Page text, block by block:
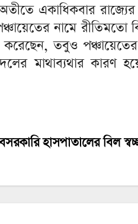
একাধিকবার রাজ্যের
নামে রীতিমতো
তবুও
মাথাব্যথার কারণ
হাসপাতালের বিল